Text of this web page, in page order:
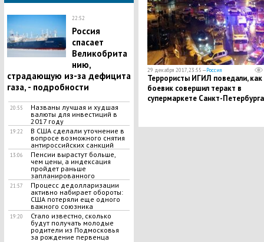
22:52
Россия
спасает
Великобрита
нию,
страдающую из-за дефицита
газа, - подробности
20:55
Названы лучшая и худшая
валюты для инвестиций в
2017 году
19:22
В США сделали уточнение в
вопросе возможного снятия
антироссийских санкций
13:06
Пенсии вырастут больше,
чем цены, а индексация
пройдет раньше
запланированного
21:57
Процесс дедолларизации
активно набирает обороты:
США потеряли еще одного
важного союзника
19:20
Стало известно, сколько
будут получать молодые
родители из Подмосковья
за рождение первенца
29 декабря 2017, 23:55 —Россия
Террористы ИГИЛ поведали, как
боевик совершил теракт в
супермаркете Санкт-Петербурга